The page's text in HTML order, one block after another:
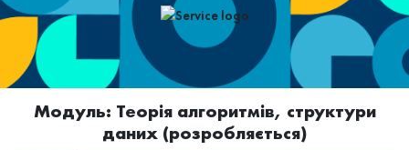
Модуль: Теорія алгоритмів, структури
даних (розробляється)